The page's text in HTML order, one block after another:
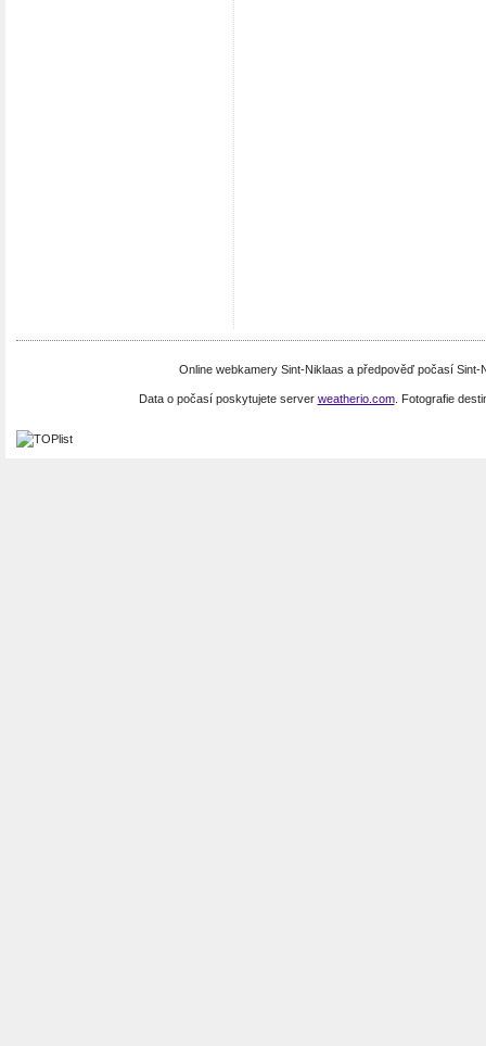
Online webkamery Sint-Niklaas a předpověď počasí
Data o počasí poskytujete server weatherio.com. Fotografie